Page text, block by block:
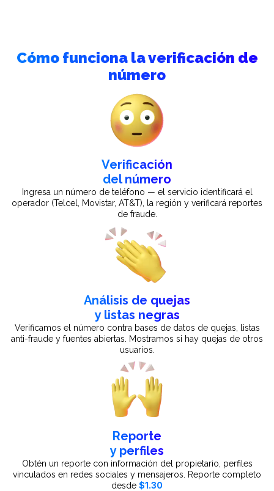
Cómo funciona la verificación de
número
Verificación
del número
Ingresa un número de teléfono — el servicio identificará el
operador (Telcel, Movistar, AT&T), la región y verificará reportes
de fraude.
Análisis de quejas
y listas negras
Verificamos el número contra bases de datos de quejas, listas
anti-fraude y fuentes abiertas. Mostramos si hay quejas de otros
usuarios.
Reporte
y perfiles
Obtén un reporte con información del propietario, perfiles
vinculados en redes sociales y mensajeros. Reporte completo
desde $1.30